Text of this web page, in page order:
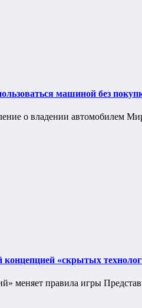
машиной без
о владении автомобилем
«скрытых
меняет правила игры